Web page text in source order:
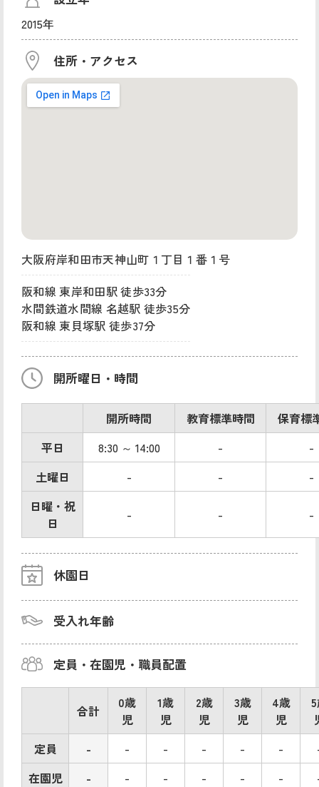
2015年
住所・アクセス
大阪府岸和田市天神山町１丁目１番１号
阪和線 東岸和田駅 徒歩33分
水間鉄道水間線 名越駅 徒歩35分
阪和線 東貝塚駅 徒歩37分
開所曜日・時間
開所時間 教育標準時間
保育標
平日
8:30 ～ 14:00 -
-
土曜日
- -
-
日曜・祝
日
- - -
休園日
受入れ年齢
定員・在園児・職員配置
合計
0歳
児
1歳
児
2歳
児
3歳
児
4歳
児
定員
- - - - - -
在園児
- - - - - -